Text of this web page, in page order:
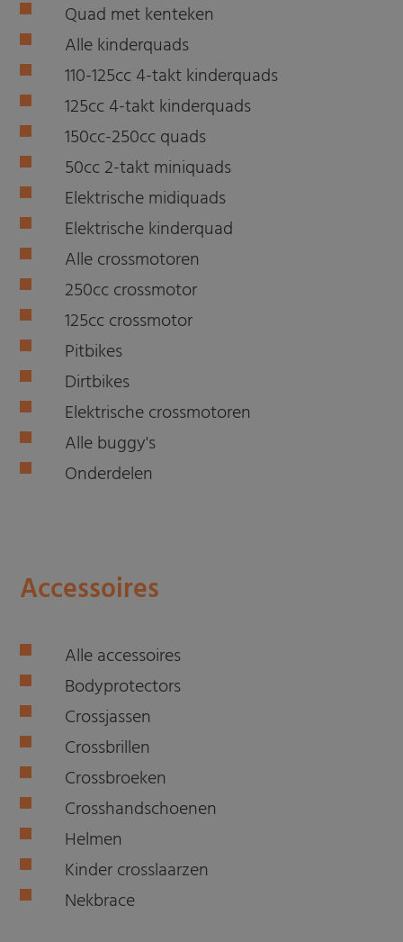
Quad met kenteken
Alle kinderquads
110-125cc 4-takt kinderquads
125cc 4-takt kinderquads
150cc-250cc quads
50cc 2-takt miniquads
Elektrische midiquads
Elektrische kinderquad
Alle crossmotoren
250cc crossmotor
125cc crossmotor
Pitbikes
Dirtbikes
Elektrische crossmotoren
Alle buggy's
Onderdelen
Accessoires
Alle accessoires
Bodyprotectors
Crossjassen
Crossbrillen
Crossbroeken
Crosshandschoenen
Helmen
Kinder crosslaarzen
Nekbrace